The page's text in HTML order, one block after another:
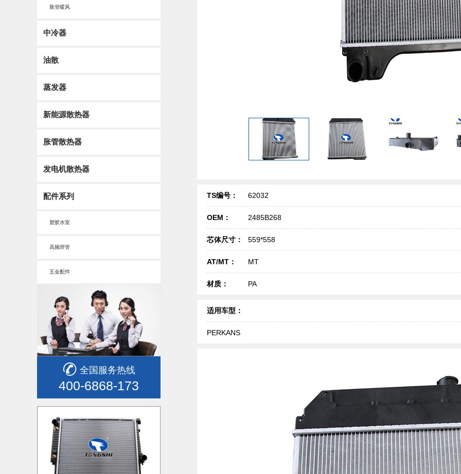
胀管暖风
中冷器
油散
蒸发器
新能源散热器
胀管散热器
发电机散热器
配件系列
塑胶水室
高频焊管
五金配件
全国服务热线
400-6868-173
TS编号： 62032
OEM： 2485B268
芯体尺寸： 559*558
AT/MT： MT
材质： PA
适用车型：
PERKANS